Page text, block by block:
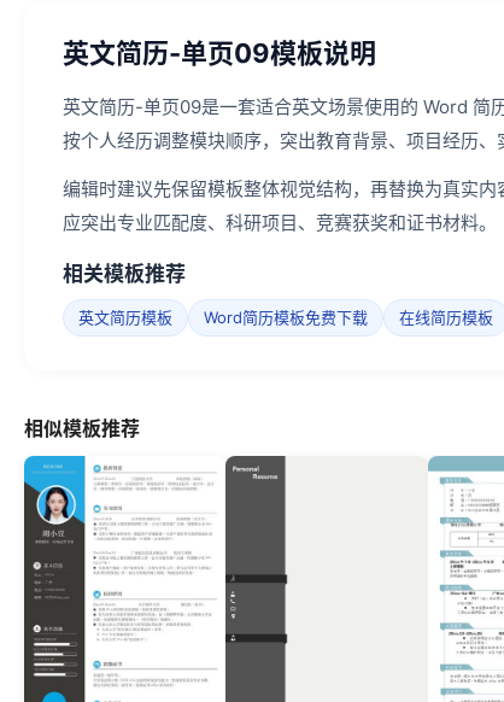
英文简历-单页09模板说明
英文简历-单页09是一套适合英文场景使用的 Word 简
按个人经历调整模块顺序，突出教育背景、项目经历、
编辑时建议先保留模板整体视觉结构，再替换为真实
应突出专业匹配度、科研项目、竞赛获奖和证书材料。
相关模板推荐
英文简历模板 Word简历模板免费下载 在线简历模板
相似模板推荐